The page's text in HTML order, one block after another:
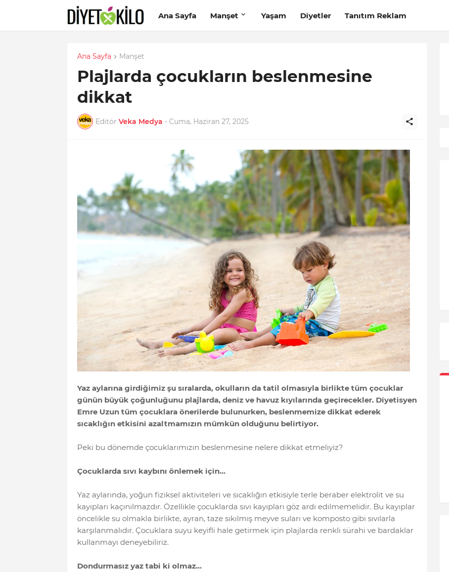
Ana Sayfa Manşet Yaşam Diyetler Tanıtım Reklam
Ana Sayfa Manşet
Plajlarda çocukların beslenmesine
dikkat
Editör Veka Medya - Cuma, Haziran 27, 2025
Yaz aylarına girdiğimiz şu sıralarda, okulların da tatil olmasıyla birlikte tüm çocuklar
günün büyük çoğunluğunu plajlarda, deniz ve havuz kıyılarında geçirecekler. Diyetisyen
Emre Uzun tüm çocuklara önerilerde bulunurken, beslenmemize dikkat ederek
sıcaklığın etkisini azaltmamızın mümkün olduğunu belirtiyor.
Peki bu dönemde çocuklarımızın beslenmesine nelere dikkat etmeliyiz?
Çocuklarda sıvı kaybını önlemek için…
Yaz aylarında, yoğun fiziksel aktiviteleri ve sıcaklığın etkisiyle terle beraber elektrolit ve su
kayıpları kaçınılmazdır. Özellikle çocuklarda sıvı kayıpları göz ardı edilmemelidir. Bu kayıplar
öncelikle su olmakla birlikte, ayran, taze sıkılmış meyve suları ve komposto gibi sıvılarla
karşılanmalıdır. Çocuklara suyu keyifli hale getirmek için plajlarda renkli sürahi ve bardaklar
kullanmayı deneyebiliriz.
Dondurmasız yaz tabi ki olmaz…